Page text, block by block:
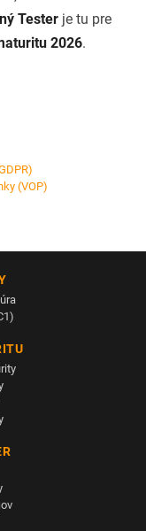
Tester je tu pre
2026.
(VOP)